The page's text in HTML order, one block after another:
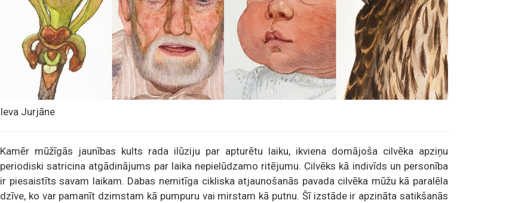
Ieva Jurjāne
Kamēr mūžīgās jaunības kults rada ilūziju par apturētu laiku, ikviena domājoša cilvēka apziņu
periodiski satricina atgādinājums par laika nepielūdzamo ritējumu. Cilvēks kā indivīds un personība
ir piesaistīts savam laikam. Dabas nemitīga cikliska atjaunošanās pavada cilvēka mūžu kā paralēla
dzīve, ko var pamanīt dzimstam kā pumpuru vai mirstam kā putnu. Šī izstāde ir apzināta satikšanās